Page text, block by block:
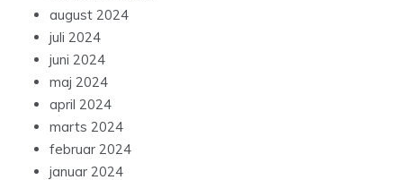
august 2024
juli 2024
juni 2024
maj 2024
april 2024
marts 2024
februar 2024
januar 2024